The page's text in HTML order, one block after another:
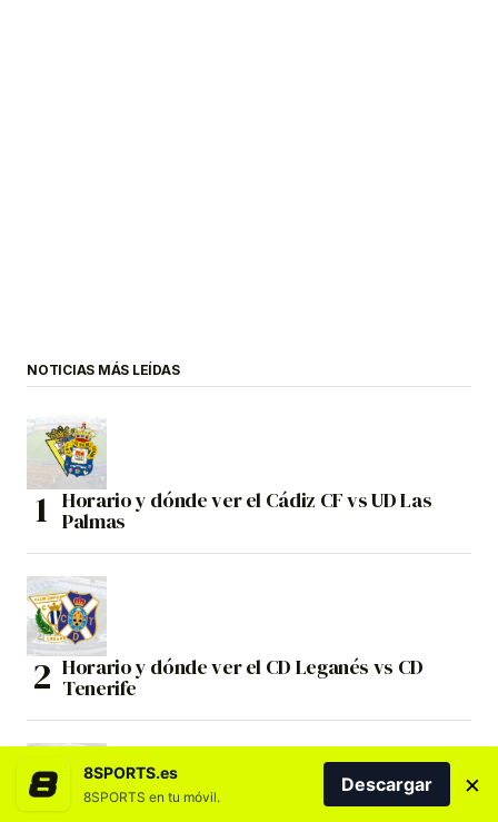
NOTICIAS MÁS LEÍDAS
Horario y dónde ver el Cádiz CF vs UD Las
Palmas
Horario y dónde ver el CD Leganés vs CD
Tenerife
8SPORTS.es
8SPORTS en tu móvil.
Descargar ×